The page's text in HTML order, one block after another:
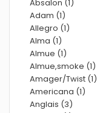
Absalon (1)
Adam (1)
Allegro (1)
Alma (1)
Almue (1)
Almue,smoke (1)
Amager/Twist (1)
Americana (1)
Anglais (3)